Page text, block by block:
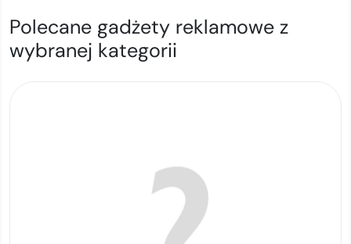
Polecane gadżety reklamowe z
wybranej kategorii